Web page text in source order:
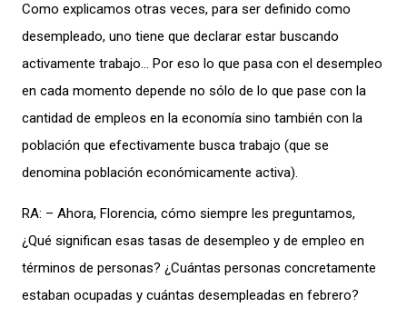
Como explicamos otras veces, para ser definido como
desempleado, uno tiene que declarar estar buscando
activamente trabajo… Por eso lo que pasa con el desempleo
en cada momento depende no sólo de lo que pase con la
cantidad de empleos en la economía sino también con la
población que efectivamente busca trabajo (que se
denomina población económicamente activa).
RA: – Ahora, Florencia, cómo siempre les preguntamos,
¿Qué significan esas tasas de desempleo y de empleo en
términos de personas? ¿Cuántas personas concretamente
estaban ocupadas y cuántas desempleadas en febrero?